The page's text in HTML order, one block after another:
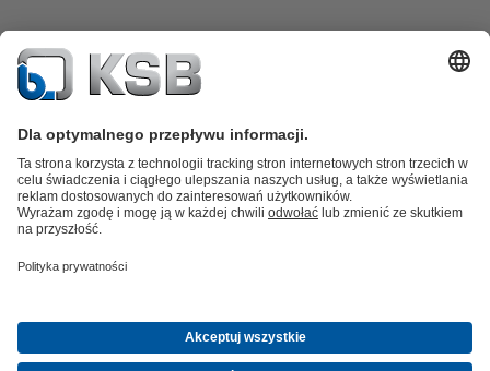
Katalog produktów
O firmieWydarzeniaAktualnościCareer opportunities at KSBMedia